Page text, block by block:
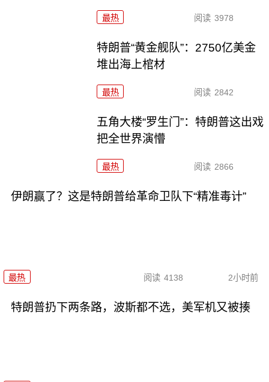
最热 阅读 3978
特朗普“黄金舰队”：2750亿美金
堆出海上棺材
最热 阅读 2842
五角大楼“罗生门”：特朗普这出戏
把全世界演懵
最热 阅读 2866
伊朗赢了？这是特朗普给革命卫队下“精准毒计”
最热 阅读 4138 2小时前
特朗普扔下两条路，波斯都不选，美军机又被揍